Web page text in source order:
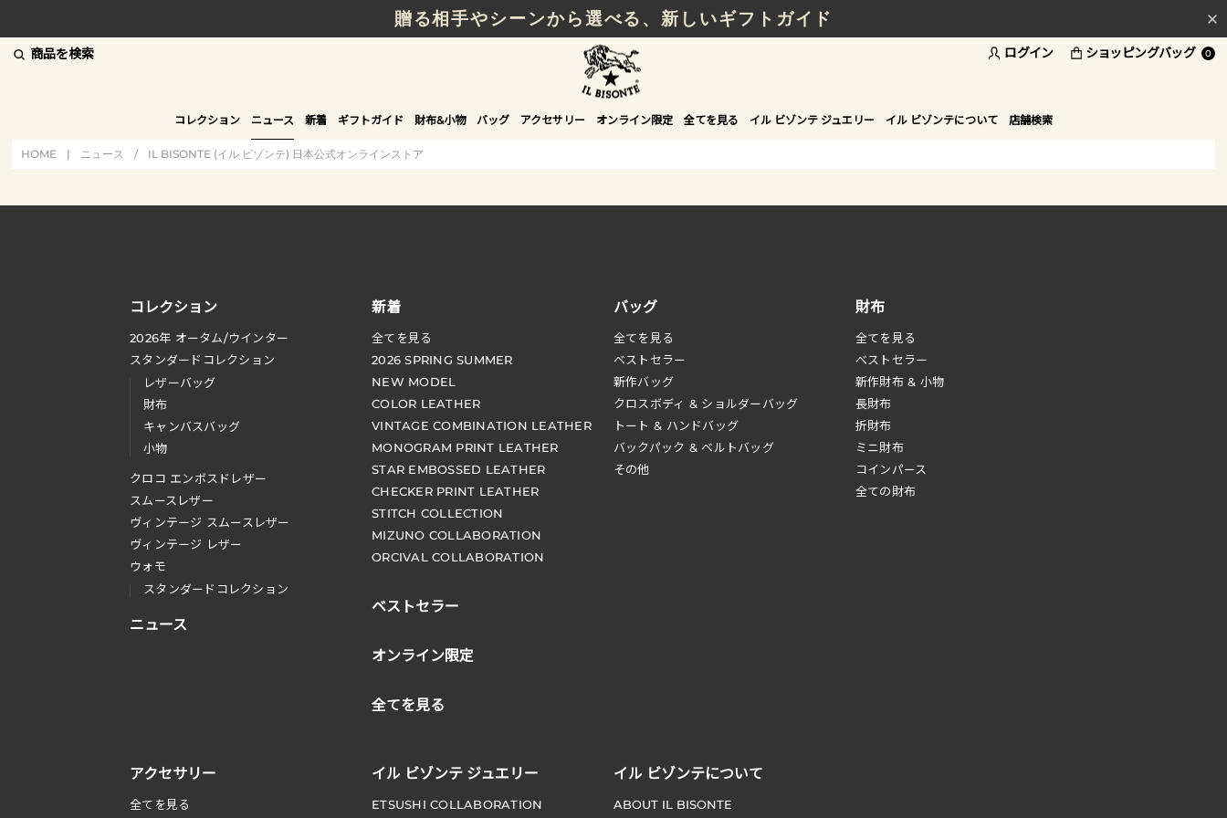
贈る相手やシーンから選べる、新しいギフトガイド
商品を検索 ログイン ショッピングバッグ 0
コレクション ニュース 新着 ギフトガイド 財布&小物 バッグ アクセサリー オンライン限定 全てを見る イル ビゾンテ ジュエリー イル ビゾンテについて 店舗検索
HOME | ニュース / IL BISONTE (イル ビゾンテ) 日本公式オンラインストア
コレクション
2026年 オータム/ウインター
スタンダードコレクション
レザーバッグ
財布
キャンバスバッグ
小物
クロコ エンボスドレザー
スムースレザー
ヴィンテージ スムースレザー
ヴィンテージ レザー
ウォモ
スタンダードコレクション
ニュース
新着
全てを見る
2026 SPRING SUMMER
NEW MODEL
COLOR LEATHER
VINTAGE COMBINATION LEATHER
MONOGRAM PRINT LEATHER
STAR EMBOSSED LEATHER
CHECKER PRINT LEATHER
STITCH COLLECTION
MIZUNO COLLABORATION
ORCIVAL COLLABORATION
ベストセラー
オンライン限定
全てを見る
財布
全てを見る
べストセラー
新作財布 & 小物
長財布
折財布
ミニ財布
コインパース
全ての財布
バッグ
全てを見る
ベストセラー
新作バッグ
クロスボディ & ショルダーバッグ
トート & ハンドバッグ
バックパック & ベルトバッグ
その他
アクセサリー
全てを見る
イル ビゾンテ ジュエリー
ETSUSHI COLLABORATION
イル ビゾンテについて
ABOUT IL BISONTE